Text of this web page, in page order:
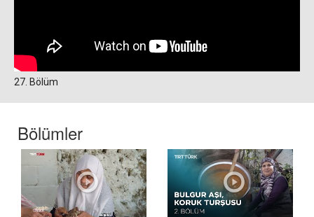
27. Bölüm
Bölümler